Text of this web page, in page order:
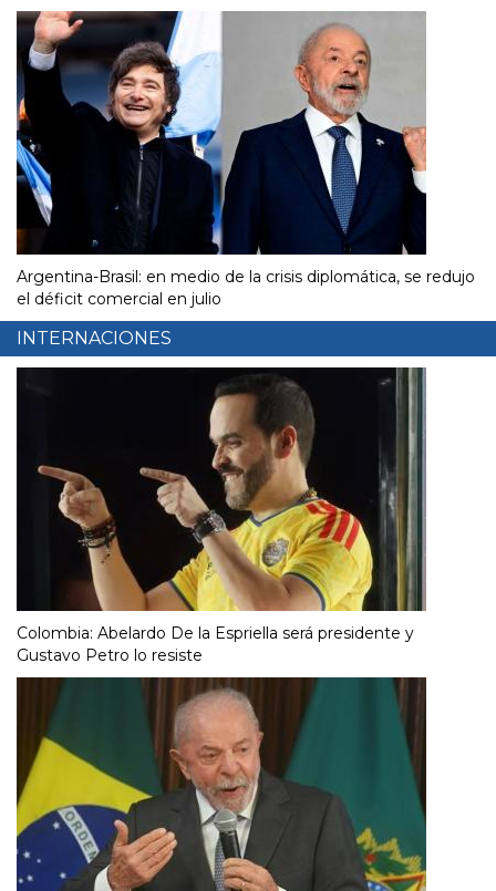
Argentina-Brasil: en medio de la crisis diplomática, se redujo
el déficit comercial en julio
INTERNACIONES
Colombia: Abelardo De la Espriella será presidente y
Gustavo Petro lo resiste